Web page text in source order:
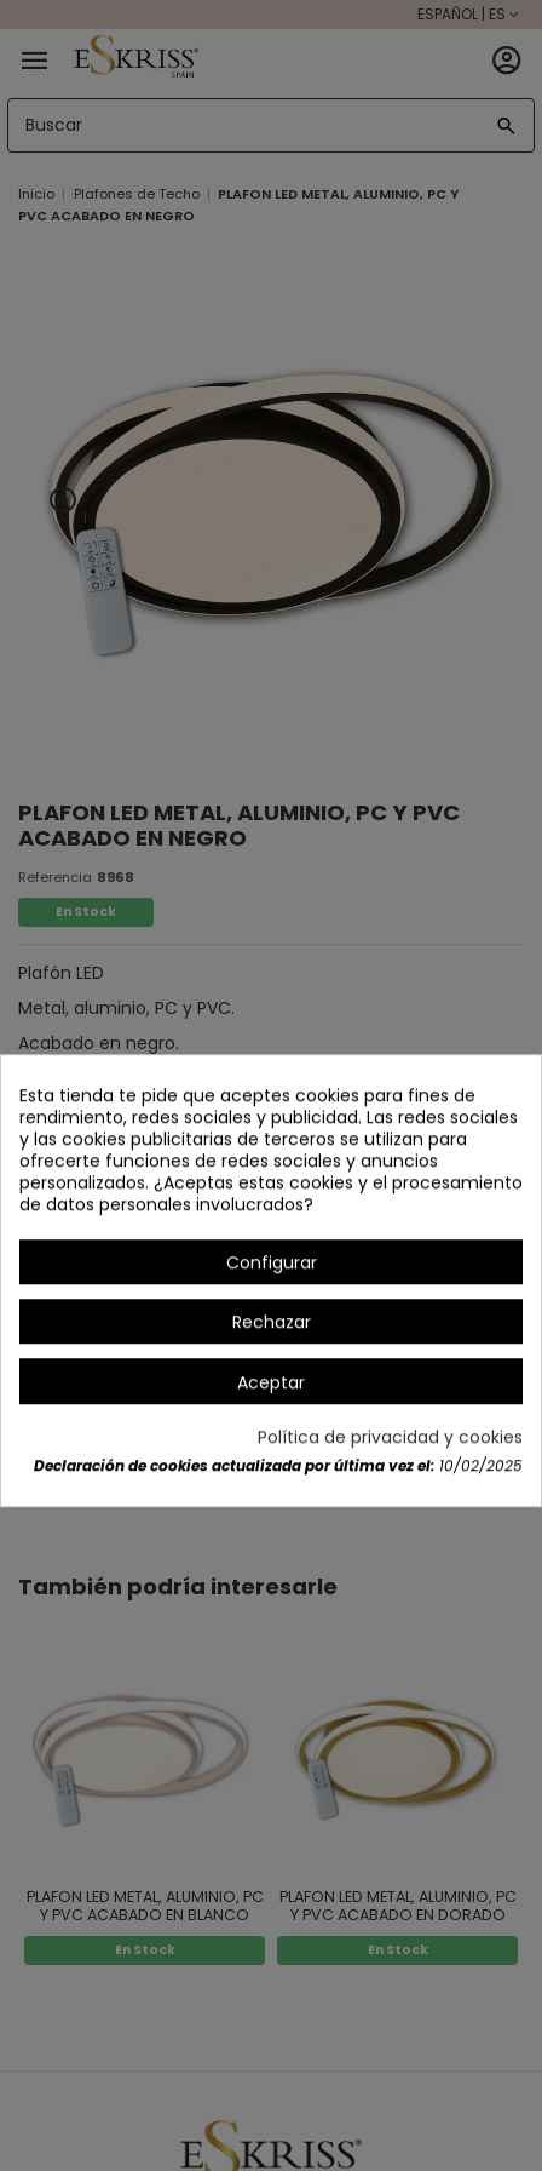
ESPAÑOL | ES
Inicio Plafones de Techo
PLAFON LED METAL, ALUMINIO, PC Y
PVC ACABADO EN NEGRO
PLAFON LED METAL, ALUMINIO, PC Y PVC
ACABADO EN NEGRO
Referencia 8968
En Stock
Plafón LED
Metal, aluminio, PC y PVC.
Acabado en negro.
*Regulable en intensidad y color
Detalles del producto
También podría interesarle
PLAFON LED METAL, ALUMINIO, PC
Y PVC ACABADO EN BLANCO
En Stock
PLAFON LED METAL, ALUMINIO, PC
Y PVC ACABADO EN DORADO
En Stock
Esta tienda te pide que aceptes cookies para fines de
rendimiento, redes sociales y publicidad. Las redes sociales
y las cookies publicitarias de terceros se utilizan para
ofrecerte funciones de redes sociales y anuncios
personalizados. ¿Aceptas estas cookies y el procesamiento
de datos personales involucrados?
Configurar
Rechazar
Aceptar
Política de privacidad y cookies
Declaración de cookies actualizada por última vez el: 10/02/2025